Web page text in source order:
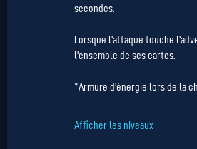
secondes.
Lorsque l'attaque touche
l'ensemble de ses cartes.
*Armure d'énergie lors de la
Afficher les niveaux